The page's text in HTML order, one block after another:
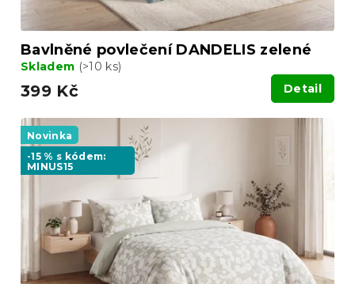
Bavlněné povlečení DANDELIS zelené
Skladem (>10 ks)
399 Kč Detail
Novinka
-15 % s kódem:
MINUS15